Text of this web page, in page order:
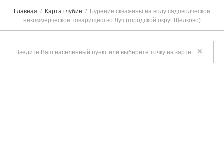
Главная Карта глубин
Бурение скважины на воду садоводческое
некоммерческое товарищество Луч (городской округ Щёлково)